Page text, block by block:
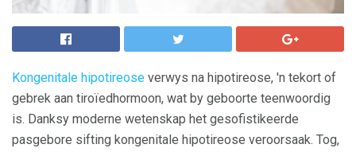
Kongenitale hipotireose verwys na hipotireose, 'n tekort of
gebrek aan tiroïedhormoon, wat by geboorte teenwoordig
is. Danksy moderne wetenskap het gesofistikeerde
pasgebore sifting kongenitale hipotireose veroorsaak. Tog,